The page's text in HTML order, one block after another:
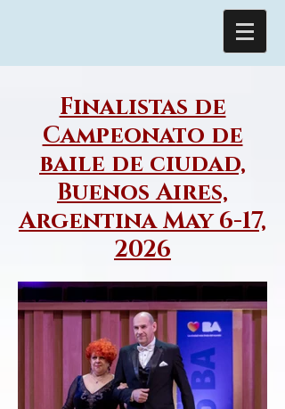
Finalistas de
Campeonato de
baile de ciudad,
Buenos Aires,
Argentina May 6-17,
2026